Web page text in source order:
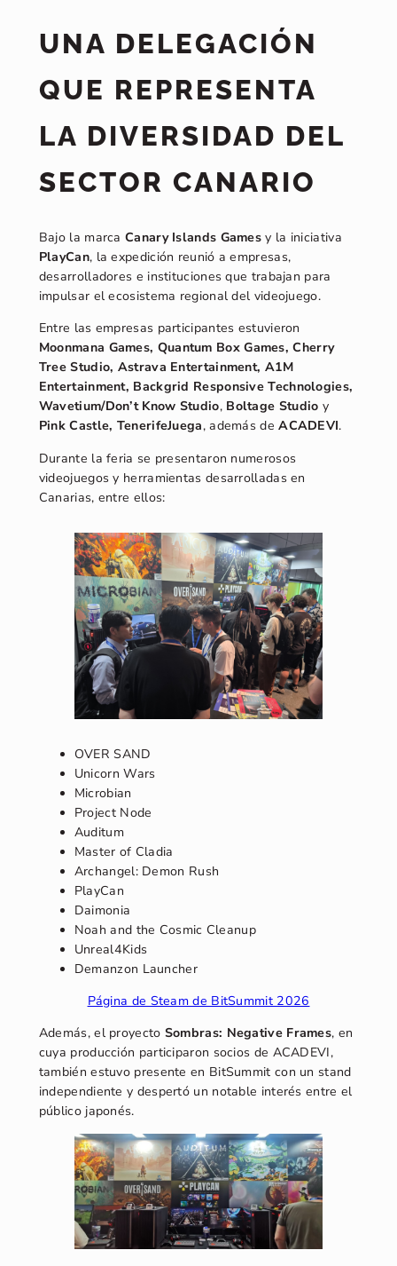
UNA DELEGACIÓN
QUE REPRESENTA
LA DIVERSIDAD DEL
SECTOR CANARIO
Bajo la marcaCanary Islands Games y la iniciativa
PlayCan, la expedición reunió a empresas,
desarrolladores e instituciones que trabajan para
impulsar el ecosistema regional del videojuego.
Entre las empresas participantes estuvieron
Moonmana Games, Quantum Box Games, Cherry
Tree Studio, Astrava Entertainment, A1M
Entertainment, Backgrid Responsive Technologies,
Wavetium/Don’t Know Studio, Boltage Studio y
Pink Castle, TenerifeJuega, además deACADEVI.
Durante la feria se presentaron numerosos
videojuegos y herramientas desarrolladas en
Canarias, entre ellos:
OVER SAND
Unicorn Wars
Microbian
Project Node
Auditum
Master of Cladia
Archangel: Demon Rush
PlayCan
Daimonia
Noah and the Cosmic Cleanup
Unreal4Kids
Demanzon Launcher
Página de Steam de BitSummit 2026
Además, el proyecto Sombras: Negative Frames, en
cuya producción participaron socios de ACADEVI,
también estuvo presente en BitSummit con un stand
independiente y despertó un notable interés entre el
público japonés.